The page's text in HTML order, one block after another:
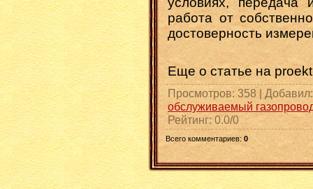
работа от
достоверность
Еще о статье на
Просмотров: 358 | Добавил
обслуживаемый
Рейтинг: 0.0/0
Всего комментариев: 0